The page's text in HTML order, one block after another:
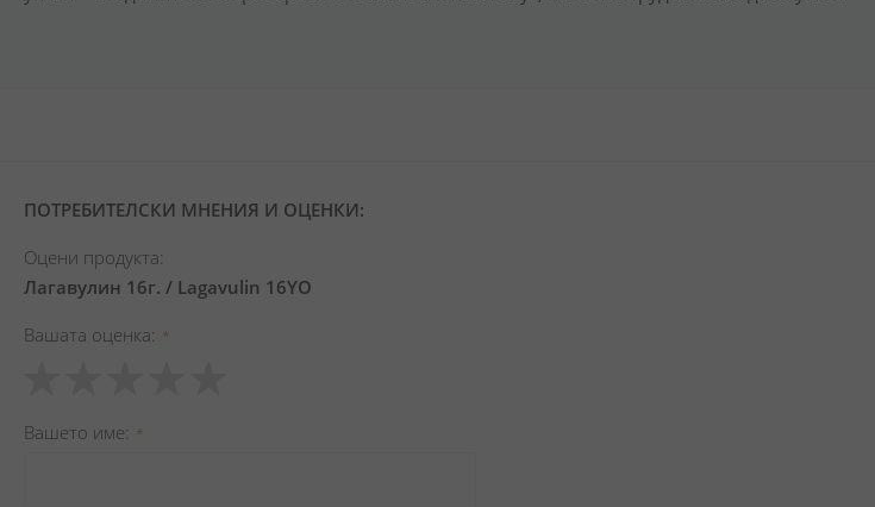
ПОТРЕБИТЕЛСКИ МНЕНИЯ И ОЦЕНКИ:
Оцени продукта:
Лагавулин 16г. / Lagavulin 16YO
Вашата оценка
star
stars
stars
stars
stars
Вашето име